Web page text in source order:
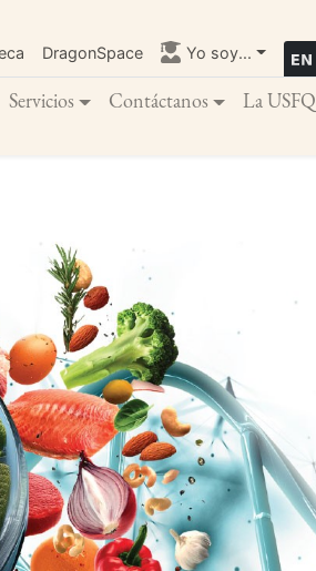
DragonSpace Yo soy...
Servicios Contáctanos La USFQ